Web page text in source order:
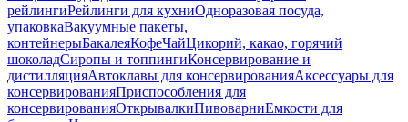
рейлингиРейлинги для кухниОдноразовая посуда,
упаковкаВакуумные пакеты,
контейнерыБакалеяКофеЧайЦикорий, какао, горячий
шоколадСиропы и топпингиКонсервирование и
дистилляцияАвтоклавы для консервированияАксессуары для
консервированияПриспособления для
консервированияОткрывалкиПивоварниЕмкости для